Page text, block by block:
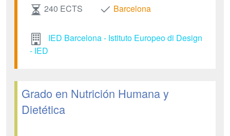
240 ECTS Barcelona
IED Barcelona - Istituto Europeo di Design
- IED
Grado en Nutrición Humana y
Dietética